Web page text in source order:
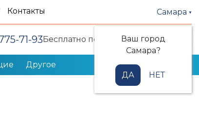
Контакты Самара
Ваш город
Самара?
ДА НЕТ
71-93Бесплатно по РФ Заказать звонок
Другое